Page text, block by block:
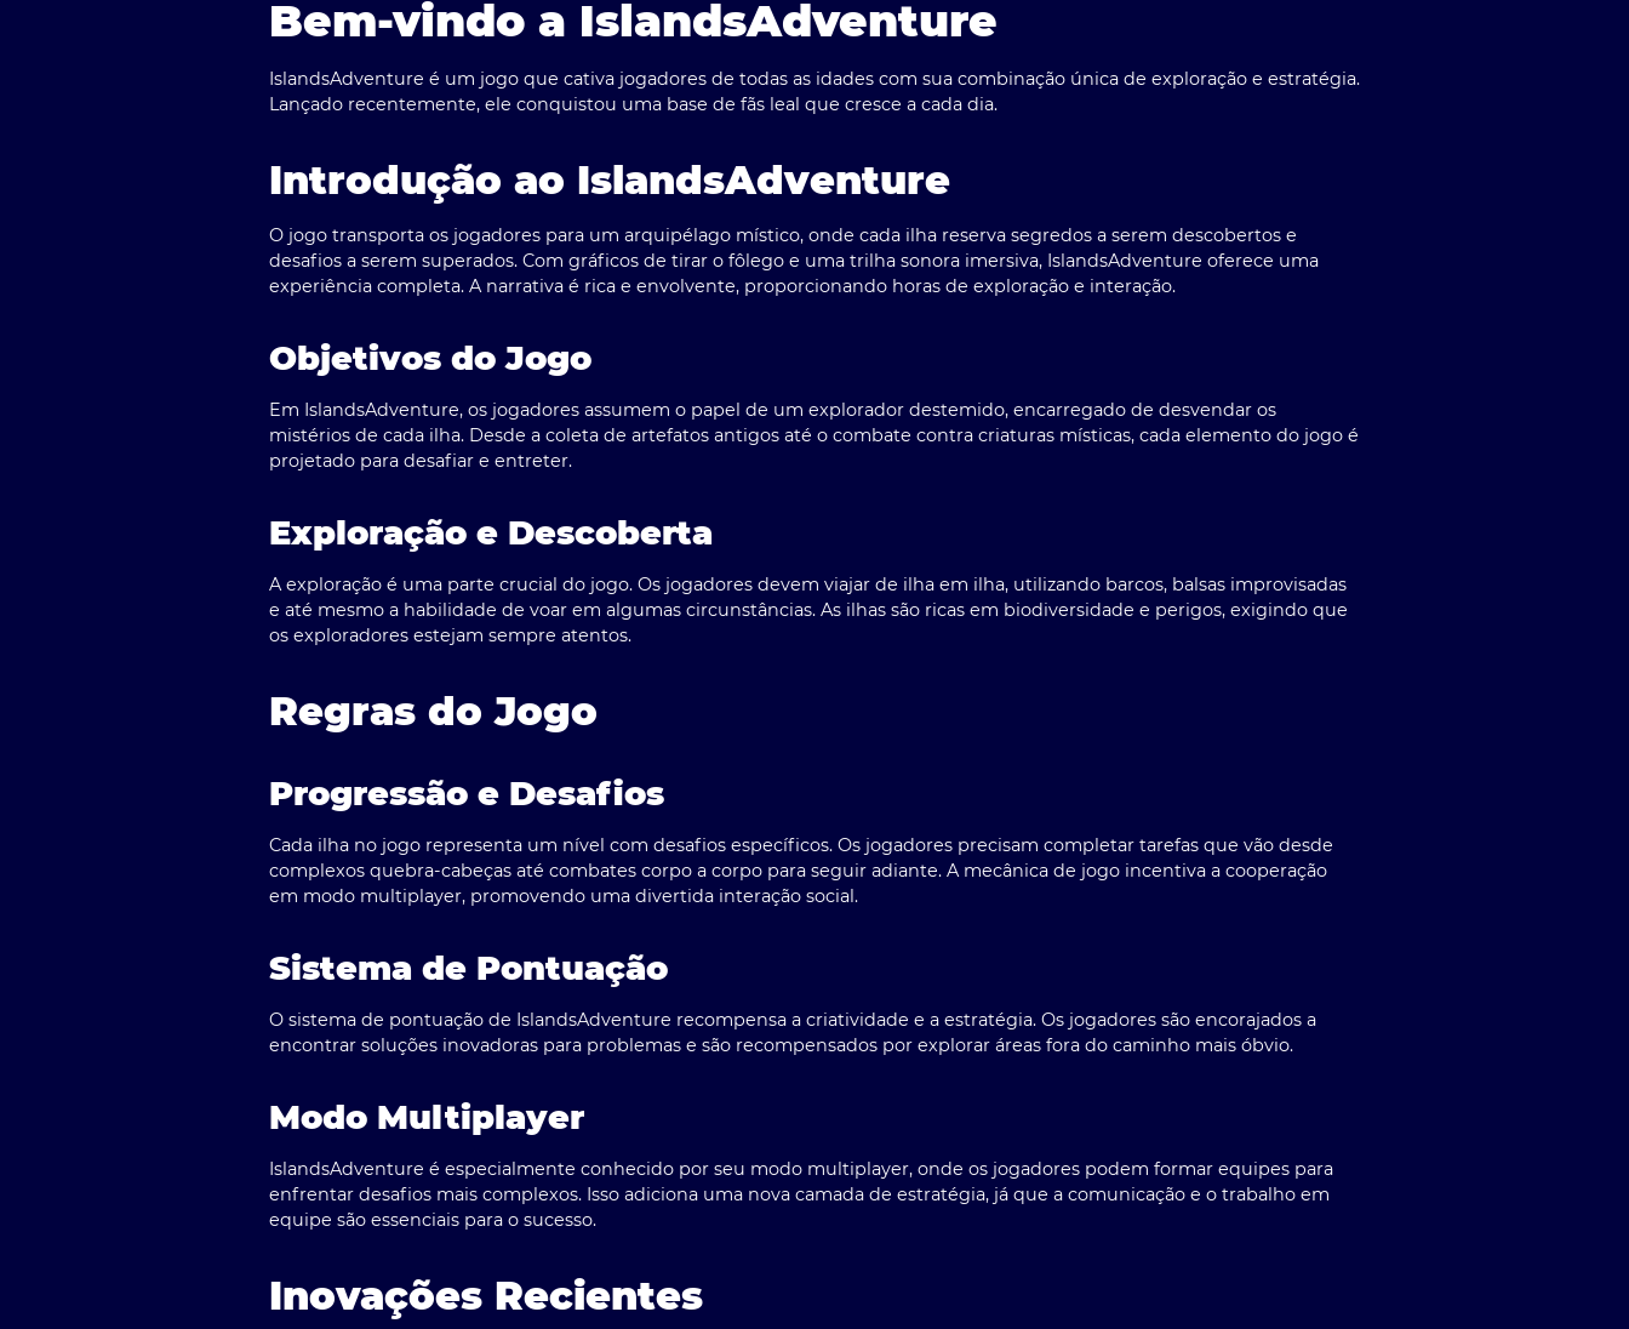
Bem-vindo a IslandsAdventure
IslandsAdventure é um jogo que cativa jogadores de todas as idades com sua combinação única de exploração e estratégia.
Lançado recentemente, ele conquistou uma base de fãs leal que cresce a cada dia.
Introdução ao IslandsAdventure
O jogo transporta os jogadores para um arquipélago místico, onde cada ilha reserva segredos a serem descobertos e
desafios a serem superados. Com gráficos de tirar o fôlego e uma trilha sonora imersiva, IslandsAdventure oferece uma
experiência completa. A narrativa é rica e envolvente, proporcionando horas de exploração e interação.
Objetivos do Jogo
Em IslandsAdventure, os jogadores assumem o papel de um explorador destemido, encarregado de desvendar os
mistérios de cada ilha. Desde a coleta de artefatos antigos até o combate contra criaturas místicas, cada elemento do jogo é
projetado para desafiar e entreter.
Exploração e Descoberta
A exploração é uma parte crucial do jogo. Os jogadores devem viajar de ilha em ilha, utilizando barcos, balsas improvisadas
e até mesmo a habilidade de voar em algumas circunstâncias. As ilhas são ricas em biodiversidade e perigos, exigindo que
os exploradores estejam sempre atentos.
Regras do Jogo
Progressão e Desafios
Cada ilha no jogo representa um nível com desafios específicos. Os jogadores precisam completar tarefas que vão desde
complexos quebra-cabeças até combates corpo a corpo para seguir adiante. A mecânica de jogo incentiva a cooperação
em modo multiplayer, promovendo uma divertida interação social.
Sistema de Pontuação
O sistema de pontuação de IslandsAdventure recompensa a criatividade e a estratégia. Os jogadores são encorajados a
encontrar soluções inovadoras para problemas e são recompensados por explorar áreas fora do caminho mais óbvio.
Modo Multiplayer
IslandsAdventure é especialmente conhecido por seu modo multiplayer, onde os jogadores podem formar equipes para
enfrentar desafios mais complexos. Isso adiciona uma nova camada de estratégia, já que a comunicação e o trabalho em
equipe são essenciais para o sucesso.
Inovações Recientes